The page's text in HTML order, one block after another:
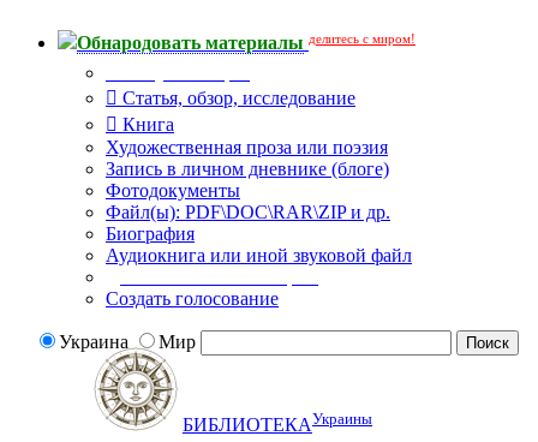
Обнародовать материалы делитесь с миром!
Статья, обзор, исследование
Книга
Художественная проза или поэзия
Запись в личном дневнике (блоге)
Фотодокументы
Файл(ы): PDF\DOC\RAR\ZIP и др.
Биография
Аудиокнига или иной звуковой файл
Создать голосование
Украина Мир
БИБЛИОТЕКАУкраины